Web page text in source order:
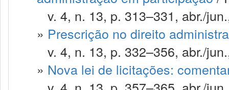
v. 4, n. 13, p. 313–331, abr./
» Prescrição no direito
v. 4, n. 13, p. 332–356, abr./
» Nova lei de licitações: